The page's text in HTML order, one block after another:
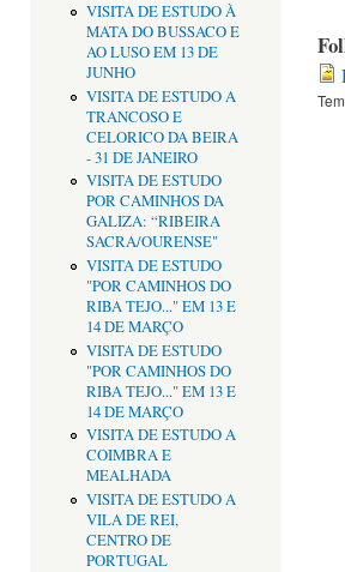
VISITA DE ESTUDO À
MATA DO BUSSACO E
AO LUSO EM 13 DE
JUNHO
VISITA DE ESTUDO A
TRANCOSO E
CELORICO DA BEIRA
- 31 DE JANEIRO
VISITA DE ESTUDO
POR CAMINHOS DA
GALIZA: “RIBEIRA
SACRA/OURENSE"
VISITA DE ESTUDO
"POR CAMINHOS DO
RIBA TEJO..." EM 13 E
14 DE MARÇO
VISITA DE ESTUDO
"POR CAMINHOS DO
RIBA TEJO..." EM 13 E
14 DE MARÇO
VISITA DE ESTUDO A
COIMBRA E
MEALHADA
VISITA DE ESTUDO A
VILA DE REI,
CENTRO DE
PORTUGAL